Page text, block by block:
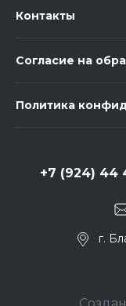
Контакты
Согласие на
Политика
+7 (924) 44
г.